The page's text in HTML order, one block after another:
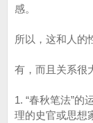
感。
所以，这和人的
有，而且关系很
1. “春秋笔法”的
理的史官或思想